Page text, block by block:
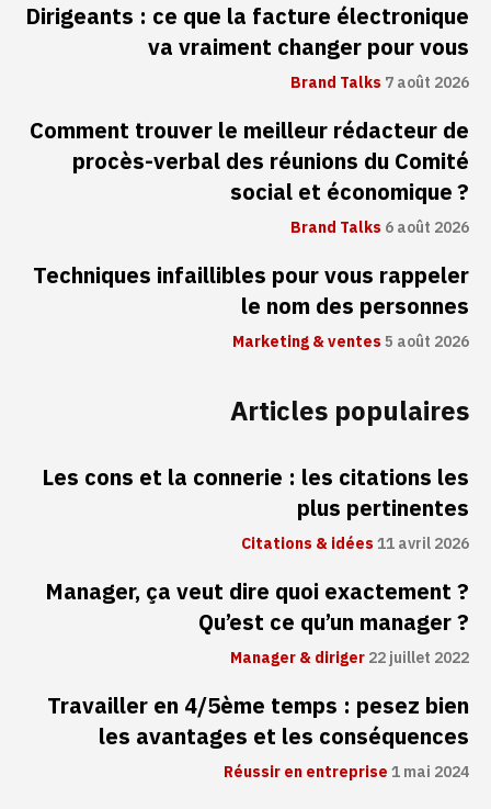
Dirigeants : ce que la facture électronique
va vraiment changer pour vous
Brand Talks7 août 2026
Comment trouver le meilleur rédacteur de
procès-verbal des réunions du Comité
social et économique ?
Brand Talks6 août 2026
Techniques infaillibles pour vous rappeler
le nom des personnes
Marketing & ventes5 août 2026
Articles populaires
Les cons et la connerie : les citations les
plus pertinentes
Citations & idées11 avril 2026
Manager, ça veut dire quoi exactement ?
Qu’est ce qu’un manager ?
Manager & diriger22 juillet 2022
Travailler en 4/5ème temps : pesez bien
les avantages et les conséquences
Réussir en entreprise1 mai 2024